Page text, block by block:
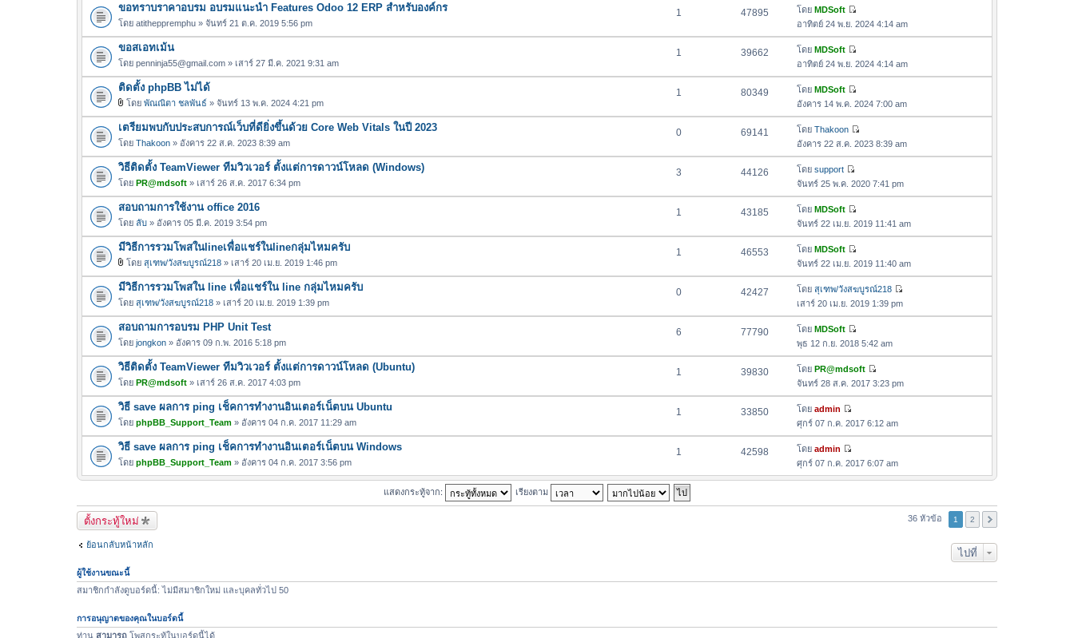
สุ
ม
ล่
สุ
ค
ว
ม
ล่
สุ
ด
ขอทราบราคาอบรม อบรมแนะนำ Features Odoo 12 ERP สำหรับองค์กร
โดย atitheppremphu » จันทร์ 21 ต.ค. 2019 5:56 pm
1 47895 โดย MDSoft
ดู
ข้
ค
ว
ม
ล่
า
สุ
อาทิตย์ 24 พ.ย. 2024 4:14 am
ขอสเอทเม้น
โดย penninja55@gmail.com » เสาร์ 27 มี.ค. 2021 9:31 am
1 39662 โดย MDSoft
ดู
ข้
ค
ว
า
ม
ล่
สุ
อาทิตย์ 24 พ.ย. 2024 4:14 am
ติดตั้ง phpBB ไม่ได้
ฟ
ล์
แ
น
บ
โดย พัณณิตา ชลพันธ์ » จันทร์ 13 พ.ค. 2024 4:21 pm
1 80349 โดย MDSoft
ดู
ข้
อ
ค
ว
ม
ล่
สุ
อังคาร 14 พ.ค. 2024 7:00 am
เตรียมพบกับประสบการณ์เว็บที่ดียิ่งขึ้นด้วย Core Web Vitals ในปี 2023
โดย Thakoon » อังคาร 22 ส.ค. 2023 8:39 am
0 69141 โดย Thakoon
ดู
ข้
ค
ว
ม
ล่
สุ
อังคาร 22 ส.ค. 2023 8:39 am
วิธีติดตั้ง TeamViewer ทีมวิวเวอร์ ตั้งแต่การดาวน์โหลด (Windows)
โดย PR@mdsoft » เสาร์ 26 ส.ค. 2017 6:34 pm
3 44126 โดย support
ดู
ข้
อ
ค
ว
า
ม
ล่
า
สุ
จันทร์ 25 พ.ค. 2020 7:41 pm
สอบถามการใช้งาน office 2016
โดย ลับ » อังคาร 05 มี.ค. 2019 3:54 pm
1 43185 โดย MDSoft
ดู
ข้
ค
ว
า
ม
ล่
สุ
จันทร์ 22 เม.ย. 2019 11:41 am
มีวิธีการรวมโพสในlineเพื่อแชร์ในlineกลุ่มไหมครับ
ฟ
ล์
แ
น
บ
โดย สุเฑพ/วังสฆบูรณ์218 » เสาร์ 20 เม.ย. 2019 1:46 pm
1 46553 โดย MDSoft
ดู
ข้
อ
ค
ว
ม
ล่
า
สุ
จันทร์ 22 เม.ย. 2019 11:40 am
มีวิธีการรวมโพสใน line เพื่อแชร์ใน line กลุ่มไหมครับ
โดย สุเฑพ/วังสฆบูรณ์218 » เสาร์ 20 เม.ย. 2019 1:39 pm
0 42427 โดย สุเฑพ/วังสฆบูรณ์218
ข้
ว
ม
ล่
เสาร์ 20 เม.ย. 2019 1:39 pm
สอบถามการอบรม PHP Unit Test
โดย jongkon » อังคาร 09 ก.พ. 2016 5:18 pm
6 77790 โดย MDSoft
ดู
ข้
อ
ค
ว
ม
ล่
สุ
ด
พุธ 12 ก.ย. 2018 5:42 am
วิธีติดตั้ง TeamViewer ทีมวิวเวอร์ ตั้งแต่การดาวน์โหลด (Ubuntu)
โดย PR@mdsoft » เสาร์ 26 ส.ค. 2017 4:03 pm
1 39830 โดย PR@mdsoft
ดู
ข้
ค
ว
ม
ล่
สุ
จันทร์ 28 ส.ค. 2017 3:23 pm
วิธี save ผลการ ping เช็คการทำงานอินเตอร์เน็ตบน Ubuntu
โดย phpBB_Support_Team » อังคาร 04 ก.ค. 2017 11:29 am
1 33850 โดย admin
ดู
ข้
ค
ว
ม
ศุกร์ 07 ก.ค. 2017 6:12 am
วิธี save ผลการ ping เช็คการทำงานอินเตอร์เน็ตบน Windows
โดย phpBB_Support_Team » อังคาร 04 ก.ค. 2017 3:56 pm
1 42598 โดย admin
ดู
ข้
ศุกร์ 07 ก.ค. 2017 6:07 am
แสดงกระทู้จาก: เรียงตาม
ตั้งกระทู้ใหม่ 36 หัวข้อ 1 2
ย้อนกลับหน้าหลัก
ไปที่
ผู้ใช้งานขณะนี้
สมาชิกกำลังดูบอร์ดนี้: ไม่มีสมาชิกใหม่ และบุคลทั่วไป 50
การอนุญาตของคุณในบอร์ดนี้
ท่าน สามารถ โพสกระทู้ในบอร์ดนี้ได้